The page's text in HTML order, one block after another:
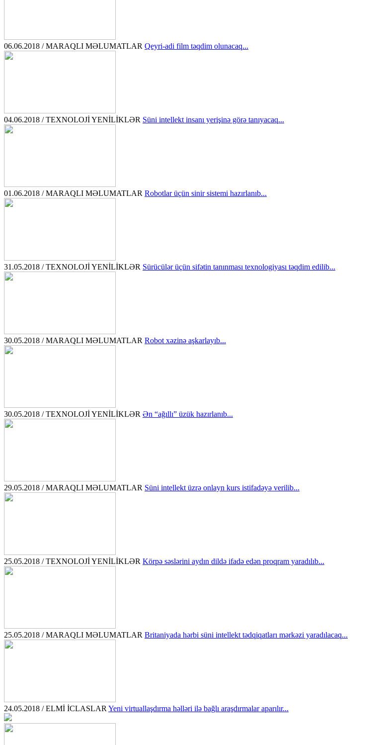
06.06.2018 / MARAQLI MƏLUMATLAR Qeyri-adi film təqdim olunacaq...
04.06.2018 / TEXNOLOJİ YENİLİKLƏR Süni intellekt insanı yerişinə görə tanıyacaq...
01.06.2018 / MARAQLI MƏLUMATLAR Robotlar üçün sinir sistemi hazırlanıb...
31.05.2018 / TEXNOLOJİ YENİLİKLƏR Sürücülər üçün sifətin tanınması texnologiyası təqdim edilib...
30.05.2018 / MARAQLI MƏLUMATLAR Robot xəzinə aşkarlayıb...
30.05.2018 / TEXNOLOJİ YENİLİKLƏR Ən “ağıllı” üzük hazırlanıb...
29.05.2018 / MARAQLI MƏLUMATLAR Süni intellekt üzrə onlayn kurs istifadəyə verilib...
25.05.2018 / TEXNOLOJİ YENİLİKLƏR Körpə səslərini aydın dildə ifadə edən proqram yaradılıb...
25.05.2018 / MARAQLI MƏLUMATLAR Britaniyada hərbi süni intellekt tədqiqatları mərkəzi yaradılacaq...
24.05.2018 / ELMİ İCLASLAR Yeni virtuallaşdırma həlləri ilə bağlı araşdırmalar aparılır...